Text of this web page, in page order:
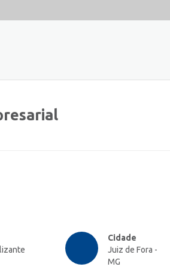
Cidade
Juiz de Fora -
MG